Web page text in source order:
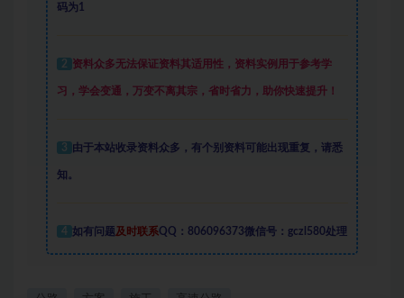
码为1
2 资料众多无法保证资料其适用性，资料实例 用于参考学
习，学会变通，万变不离其宗，省时省力，助你快速提升！
3 由于本站收录资料众多，有个别资料可能出现重复，请悉
知。
4 如有问题及时联系QQ：806096373微信号：gczl580处理